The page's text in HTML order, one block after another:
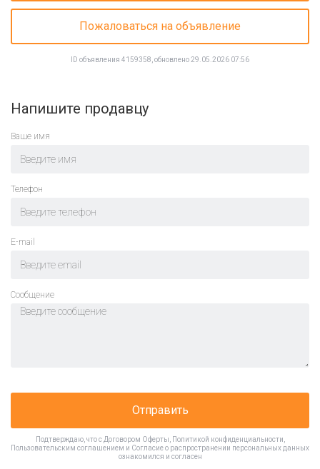
Пожаловаться на объявление
ID объявления 4159358, обновлено 29.05.2026 07:56
Напишите продавцу
Ваше имя
Телефон
E-mail
Cообщение
Отправить
Подтверждаю, что с Договором Оферты Политикой конфиденциальности
Пользовательским соглашением и Согласие о распространении персональных данных
ознакомился и согласен